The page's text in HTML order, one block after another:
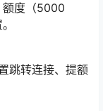
额度（5000
跳转连接、提额